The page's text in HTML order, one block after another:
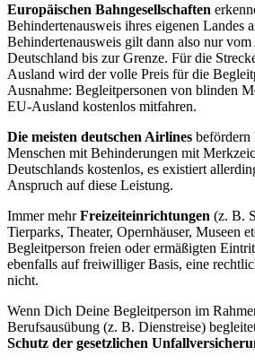
Europäischen Bahngesellschaften
Behindertenausweis ihres eigenen Landes
Behindertenausweis gilt dann also nur
Deutschland bis zur Grenze. Für die
Ausland wird der volle Preis für die
Ausnahme: Begleitpersonen von blinden
EU-Ausland kostenlos mitfahren.
Die meisten deutschen Airlines befördern
Menschen mit Behinderungen mit
Deutschlands kostenlos, es existiert
Anspruch auf diese Leistung.
Immer mehrFreizeiteinrichtungen (z. B.
Tierparks, Theater, Opernhäuser, Museen
Begleitperson freien oder ermäßigten
ebenfalls auf freiwilliger Basis, eine
nicht.
Wenn Dich Deine Begleitperson im
Berufsausübung (z. B. Dienstreise)
Schutz der gesetzlichen